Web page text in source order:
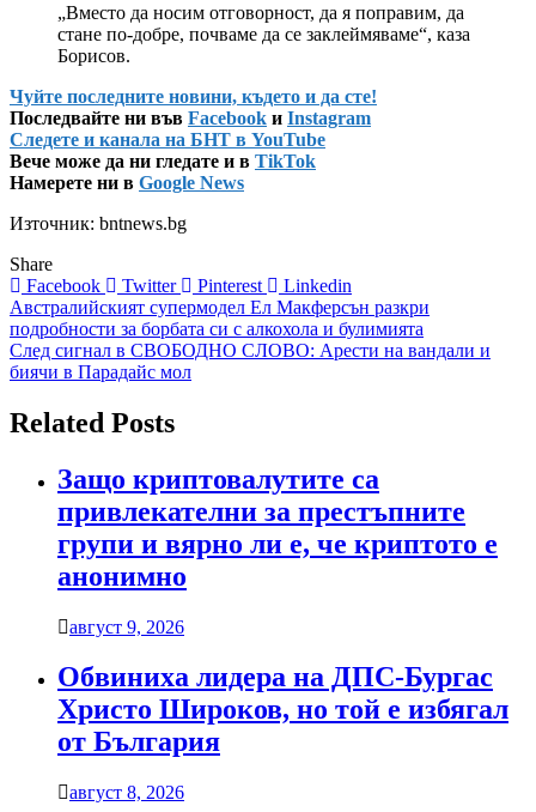
„Вместо да носим отговорност, да я поправим, да
стане по-добре, почваме да се заклеймяваме“, каза
Борисов.
Чуйте последните новини, където и да сте!
Последвайте ни във Facebook и Instagram
Следете и канала на БНТ в YouTube
Вече може да ни гледате и в TikTok
Намерете ни в Google News
Източник: bntnews.bg
Share
Facebook
Twitter Pinterest Linkedin
Навигация
Австралийският супермодел Ел Макферсън разкри
подробности за борбата си с алкохола и булимията
След сигнал в СВОБОДНО СЛОВО: Арести на вандали и
биячи в Парадайс мол
Related Posts
Защо криптовалутите са
привлекателни за престъпните
групи и вярно ли е, че криптото е
анонимно
август 9, 2026
Обвиниха лидера на ДПС-Бургас
Христо Широков, но той е избягал
от България
август 8, 2026